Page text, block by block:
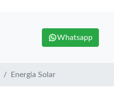
Whatsapp
Energia Solar